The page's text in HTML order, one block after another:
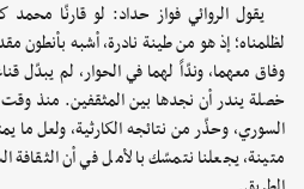
يقول الروائي فواز حداد: لو قارنّا
لظلمناه؛ إذ هو من طينة نادرة، أشبه
وفاق معهما، وندّاً لهما في الحوار، لم يبدّل
خصلة يندر أن نجدها بين المثقفين. منذ وقت
السوري، وحذّر من نتائجه الكارثية، ولعل ما
متينة، يجعلنا نتمسّك بالأمل في أن الثقافة